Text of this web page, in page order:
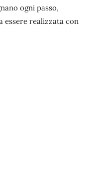
ogni passo,
essere realizzata con